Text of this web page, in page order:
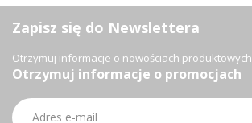
Zapisz się do Newslettera
Otrzymuj informacje o nowościach produktowych
Otrzymuj informacje o promocjach
Subskrybuj
nasz